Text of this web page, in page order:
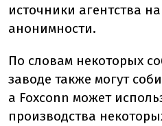
источники агентства
анонимности.
По словам некоторых
заводе также могут
а Foxconn может
производства